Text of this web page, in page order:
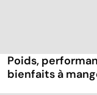
Poids,
bienfaits à